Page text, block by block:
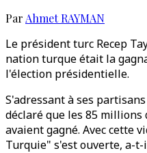
Par Ahmet RAYMAN
Le président turc Recep
nation turque était la
l'élection présidentielle.
S'adressant à ses
déclaré que les 85 millions
avaient gagné. Avec cette
Turquie" s'est ouverte, a-